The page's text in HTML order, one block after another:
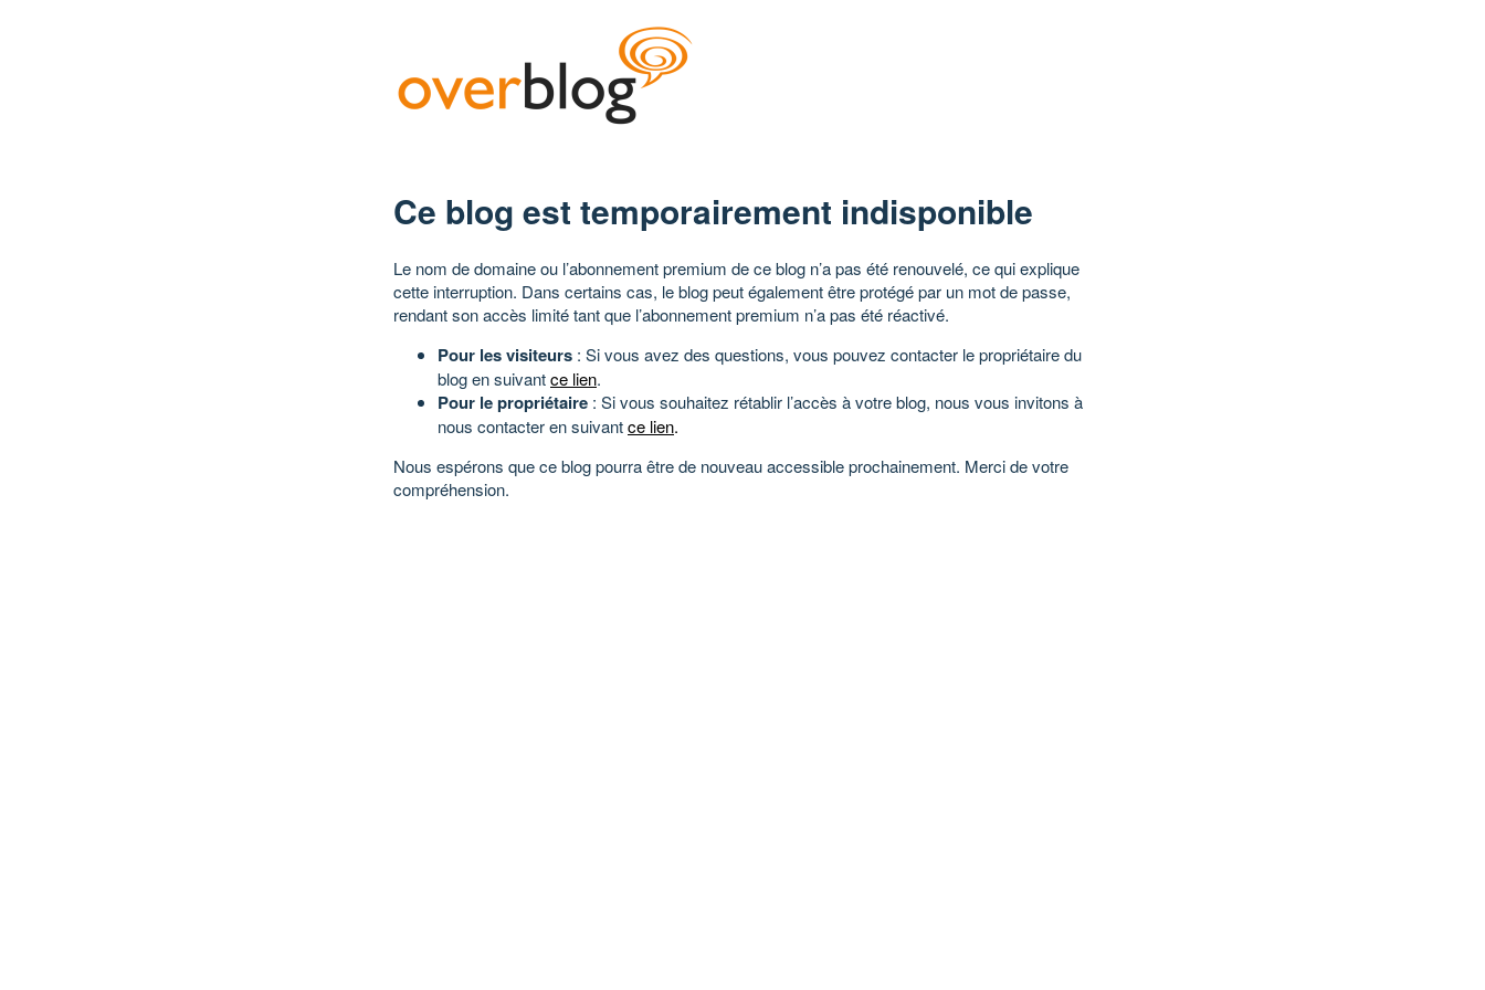
Ce blog est temporairement indisponible
Le nom de domaine ou l’abonnement premium de ce blog n’a pas été renouvelé, ce qui explique
cette interruption. Dans certains cas, le blog peut également être protégé par un mot de passe,
rendant son accès limité tant que l’abonnement premium n’a pas été réactivé.
Pour les visiteurs : Si vous avez des questions, vous pouvez contacter le propriétaire du
blog en suivantce lien.
Pour le propriétaire : Si vous souhaitez rétablir l’accès à votre blog, nous vous invitons à
nous contacter en suivantce lien.
Nous espérons que ce blog pourra être de nouveau accessible prochainement. Merci de votre
compréhension.